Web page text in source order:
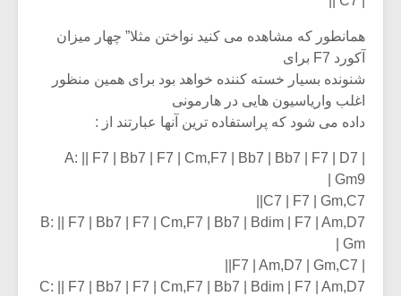
همانطور که مشاهده می کنید نواختن مثلا” چهار میزان
آکورد F7 برای
شنونده بسیار خسته کننده خواهد بود برای همین منظور
اغلب واریاسیون هایی در هارمونی
داده می شود که پراستفاده ترین آنها عبارتند از :
A: || F7 | Bb7 | F7 | Cm,F7 | Bb7 | Bb7 | F7 | D7 |
Gm9 |
C7 | F7 | Gm,C7||
B: || F7 | Bb7 | F7 | Cm,F7 | Bb7 | Bdim | F7 | Am,D7
| Gm
C: || F7 | Bb7 | F7 | Cm,F7 | Bb7 | Bdim | F7 | Am,D7